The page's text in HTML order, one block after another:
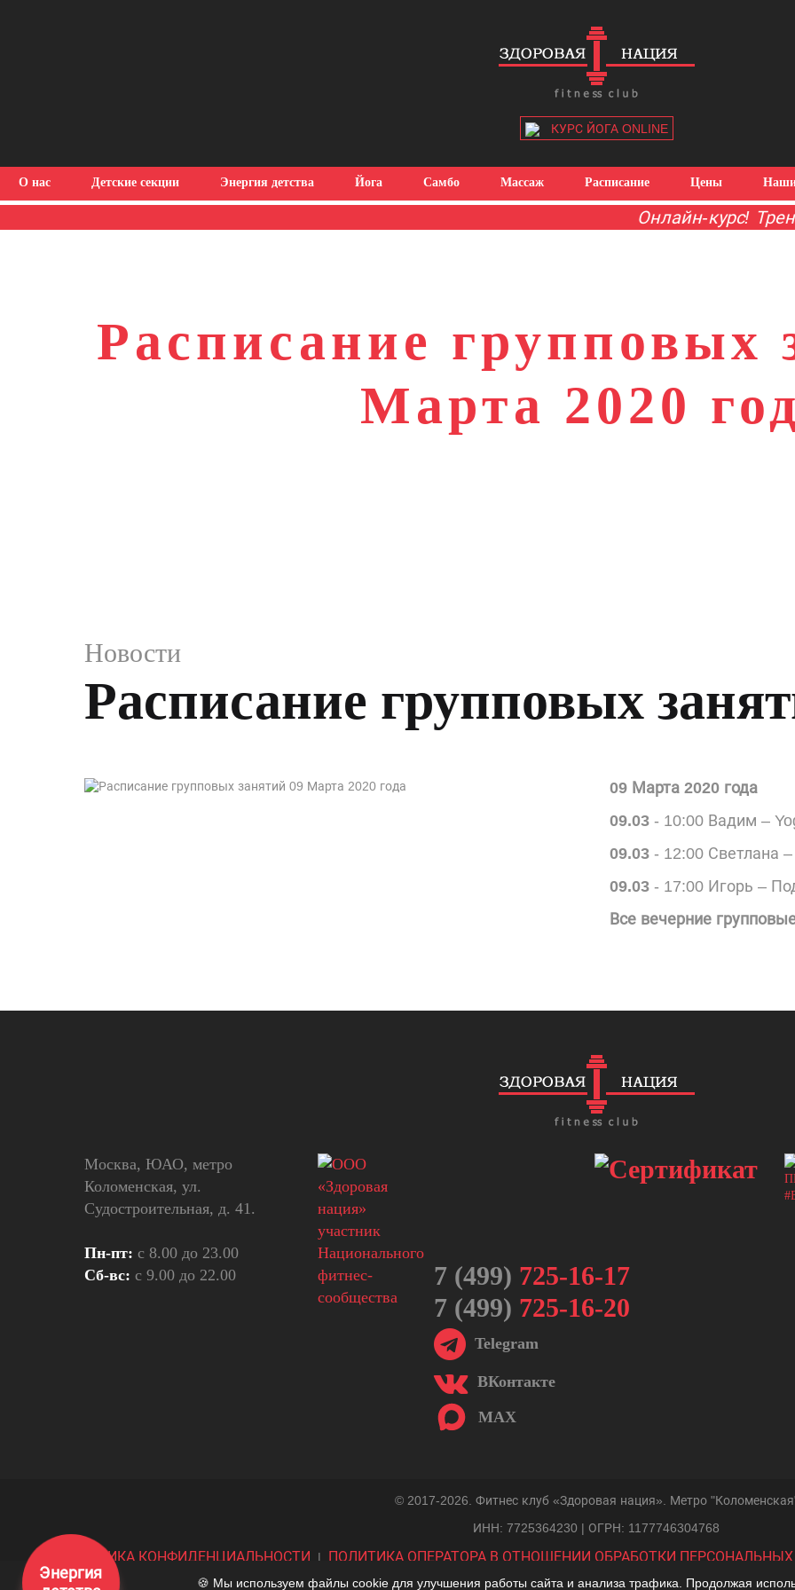
КУРС ЙОГА ONLINE
О нас Детские секции Энергия детства Йога Самбо Массаж Расписание Цены
Онлайн-курс!
Расписание групповых
Марта 2020
Новости
Расписание групповых
09 Марта 2020 года
09.03 - 10:00 Вадим –
09.03 - 12:00 Светлана
09.03 - 17:00 Игорь –
Все вечерние
Москва, ЮАО, метро
Коломенская, ул.
Судостроительная, д. 41.
Пн-пт: с 8.00 до 23.00
Сб-вс: с 9.00 до 22.00 7 (499) 725-16-17
7 (499) 725-16-20
Telegram
ВКонтакте
MAX
© 2017-2026. Фитнес клуб «Здоровая нация». Метро
ИНН: 7725364230 | ОГРН: 1177746304768
ПОЛИТИКА КОНФИДЕНЦИАЛЬНОСТИ | ПОЛИТИКА ОПЕРАТОРА В ОТНОШЕНИИ ОБРАБОТКИ
СПОСОБЫ ОПЛАТЫ| СТАТУС СОЦ.ПРЕДПРИЯТИЯ
🍪 Мы используем файлы cookie для улучшения работы сайта и анализа трафика. Продолжая
Энергия